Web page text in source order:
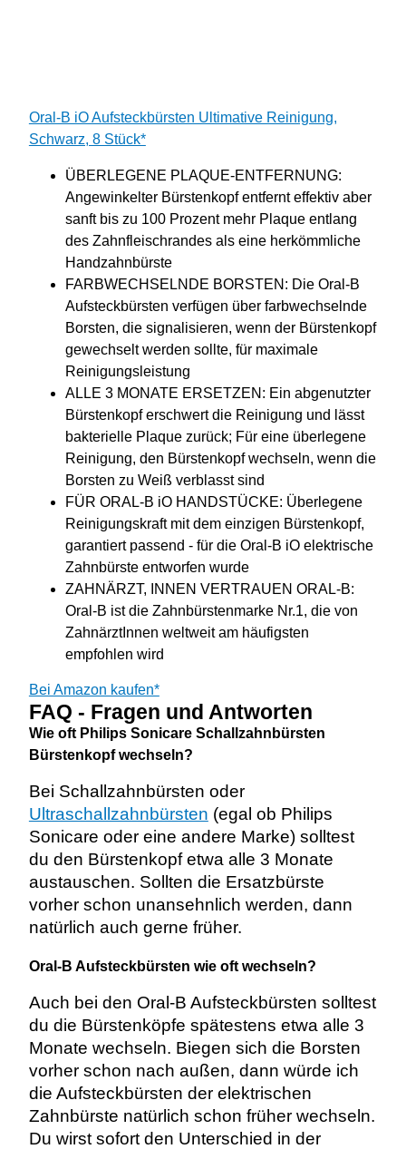
Oral-B iO Aufsteckbürsten Ultimative Reinigung,
Schwarz, 8 Stück*
ÜBERLEGENE PLAQUE-ENTFERNUNG:
Angewinkelter Bürstenkopf entfernt effektiv aber
sanft bis zu 100 Prozent mehr Plaque entlang
des Zahnfleischrandes als eine herkömmliche
Handzahnbürste
FARBWECHSELNDE BORSTEN: Die Oral-B
Aufsteckbürsten verfügen über farbwechselnde
Borsten, die signalisieren, wenn der Bürstenkopf
gewechselt werden sollte, für maximale
Reinigungsleistung
ALLE 3 MONATE ERSETZEN: Ein abgenutzter
Bürstenkopf erschwert die Reinigung und lässt
bakterielle Plaque zurück; Für eine überlegene
Reinigung, den Bürstenkopf wechseln, wenn die
Borsten zu Weiß verblasst sind
FÜR ORAL-B iO HANDSTÜCKE: Überlegene
Reinigungskraft mit dem einzigen Bürstenkopf,
garantiert passend - für die Oral-B iO elektrische
Zahnbürste entworfen wurde
ZAHNÄRZT, INNEN VERTRAUEN ORAL-B:
Oral-B ist die Zahnbürstenmarke Nr.1, die von
ZahnärztInnen weltweit am häufigsten
empfohlen wird
Bei Amazon kaufen*
FAQ - Fragen und Antworten
Wie oft Philips Sonicare Schallzahnbürsten
Bürstenkopf wechseln?
Bei Schallzahnbürsten oder
Ultraschallzahnbürsten (egal ob Philips
Sonicare oder eine andere Marke) solltest
du den Bürstenkopf etwa alle 3 Monate
austauschen. Sollten die Ersatzbürste
vorher schon unansehnlich werden, dann
natürlich auch gerne früher.
Oral-B Aufsteckbürsten wie oft wechseln?
Auch bei den Oral-B Aufsteckbürsten solltest
du die Bürstenköpfe spätestens etwa alle 3
Monate wechseln. Biegen sich die Borsten
vorher schon nach außen, dann würde ich
die Aufsteckbürsten der elektrischen
Zahnbürste natürlich schon früher wechseln.
Du wirst sofort den Unterschied in der